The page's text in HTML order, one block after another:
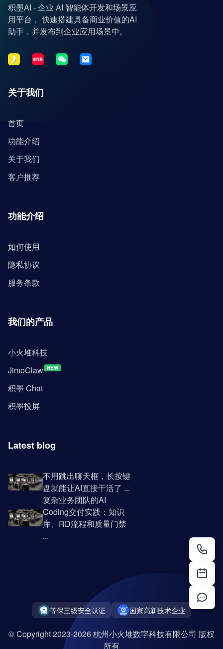
积墨AI - 企业 AI 智能体开发和场景应
用平台， 快速搭建具备商业价值的AI
助手，并发布到企业应用场景中。
关于我们
首页
功能介绍
关于我们
客户推荐
功能介绍
如何使用
隐私协议
服务条款
我们的产品
小火堆科技
JimoClaw NEW
积墨 Chat
积墨投屏
Latest blog
不用跳出聊天框，长按键
盘就能让AI直接干活了 ...
复杂业务团队的AI
Coding交付实践：知识
库、RD流程和质量门禁
...
等保三级安全认证 国家高新技术企业
© Copyright 2023-2026 杭州小火堆数字科技有限公司 版权
所有